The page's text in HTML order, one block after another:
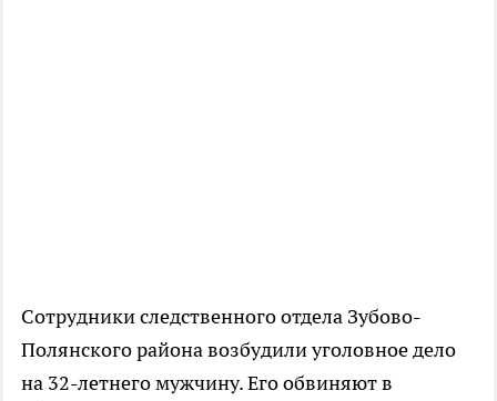
Сотрудники следственного отдела Зубово-
Полянского района возбудили уголовное дело
на 32-летнего мужчину. Его обвиняют в